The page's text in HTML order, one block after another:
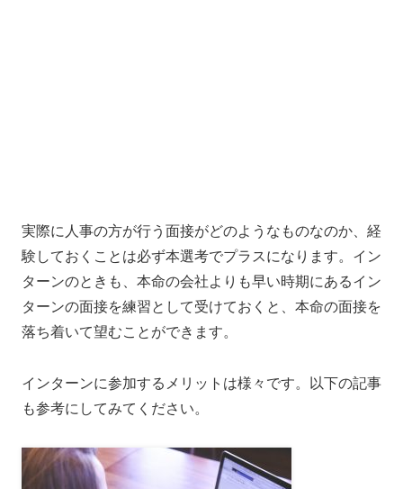
実際に人事の方が行う面接がどのようなものなのか、経
験しておくことは必ず本選考でプラスになります。イン
ターンのときも、本命の会社よりも早い時期にあるイン
ターンの面接を練習として受けておくと、本命の面接を
落ち着いて望むことができます。
インターンに参加するメリットは様々です。以下の記事
も参考にしてみてください。